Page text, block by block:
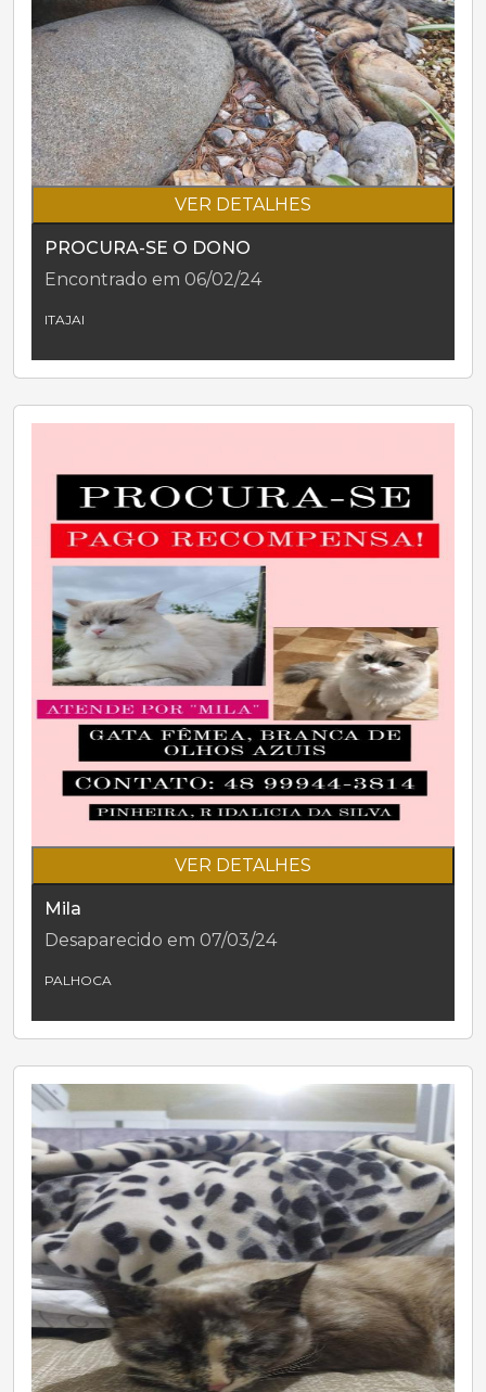
VER DETALHES
PROCURA-SE O DONO
Encontrado em 06/02/24
ITAJAI
VER DETALHES
Mila
Desaparecido em 07/03/24
PALHOCA